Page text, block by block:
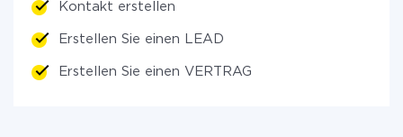
Kontakt erstellen
Erstellen Sie einen LEAD
Erstellen Sie einen VERTRAG